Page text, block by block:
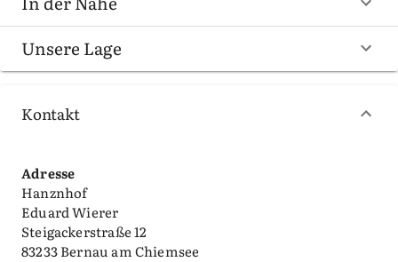
Unsere Lage
Kontakt
Adresse
Hanznhof
Eduard Wierer
Steigackerstraße 12
83233 Bernau am Chiemsee